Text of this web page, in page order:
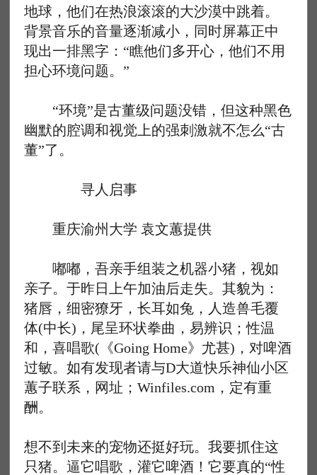
地球，他们在热浪滚滚的大沙漠中跳着。
背景音乐的音量逐渐减小，同时屏幕正中
现出一排黑字：“瞧他们多开心，他们不用
担心环境问题。”
“环境”是古董级问题没错，但这种黑色
幽默的腔调和视觉上的强刺激就不怎么“古
董”了。
寻人启事
重庆渝州大学 袁文蕙提供
嘟嘟，吾亲手组装之机器小猪，视如
亲子。于昨日上午加油后走失。其貌为：
猪唇，细密獠牙，长耳如兔，人造兽毛覆
体(中长)，尾呈环状拳曲，易辨识；性温
和，喜唱歌(《Going Home》尤甚)，对啤酒
过敏。如有发现者请与D大道快乐神仙小区
蕙子联系，网址；Winfiles.com，定有重
酬。
想不到未来的宠物还挺好玩。我要抓住这
只猪。逼它唱歌，灌它啤酒！它要真的“性